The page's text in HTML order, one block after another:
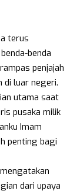
terus
benda
penjajah
di luar negeri.
utama saat
pusaka milik
Imam
penting bagi
dari upaya